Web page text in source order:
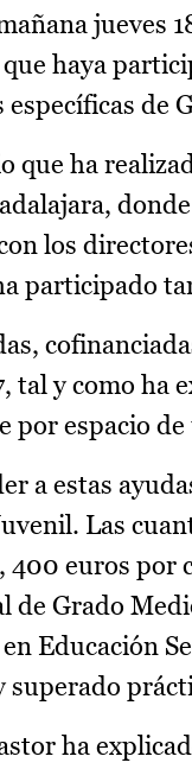
jueves
haya
de
que ha
los
participado
tal y como ha
por espacio
a estas
Las
400 euros por
de Grado
Educación
superado
ha